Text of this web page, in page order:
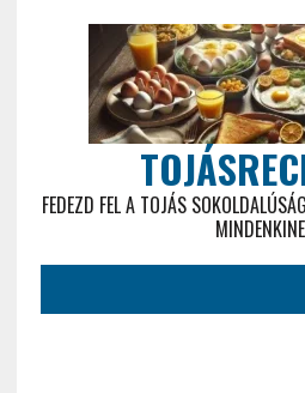
FEDEZD FEL A TOJÁS